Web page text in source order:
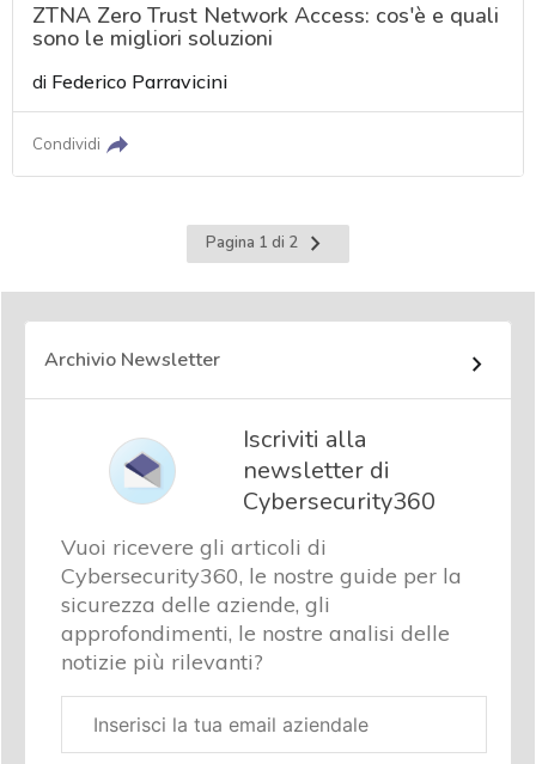
ZTNA Zero Trust Network Access: cos'è e quali
sono le migliori soluzioni
di Federico Parravicini
Condividi
Pagina 1 di 2
Pagina
successiva
Archivio Newsletter
Iscriviti alla
newsletter di
Cybersecurity360
Vuoi ricevere gli articoli di
Cybersecurity360, le nostre guide per la
sicurezza delle aziende, gli
approfondimenti, le nostre analisi delle
notizie più rilevanti?
aziendale